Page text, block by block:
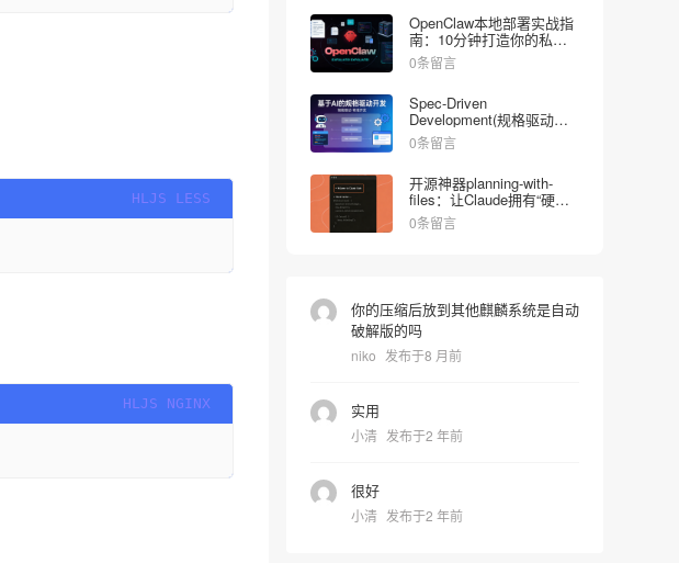
OpenClaw本地部署实战指
南：10分钟打造你的私人
AI助手
0条留言
Spec-Driven
Development(规格驱动开
发)五步曲实战，终结Vibe
Coding痛点
0条留言
开源神器planning-with-
files：让Claude拥有“硬盘
记忆”，复杂任务不跑偏
0条留言
你的压缩后放到其他麒麟系统是自动
破解版的吗
niko 发布于8 月前
实用
小清 发布于2 年前
很好
小清 发布于2 年前